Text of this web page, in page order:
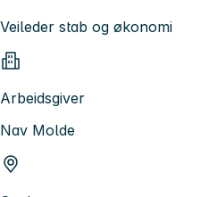
Veileder stab og økonomi
Arbeidsgiver
Nav Molde